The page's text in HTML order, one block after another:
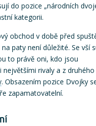
do pozice „národních
kategorii.
obchod v době před
paty není důležité. Se vší
to právě oni, kdo jsou
rivaly a z
. Obsazením pozice Dvojky
zapamatovatelní.